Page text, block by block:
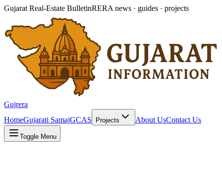
Gujarat Real-Estate BulletinRERA news · guides · projects
Gujrera
HomeGujarati SamajGCAS Projects About UsContact Us
Toggle Menu